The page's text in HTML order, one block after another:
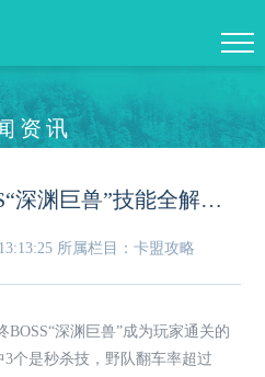
资讯
逆战：猎场新图BOSS“深渊巨兽”技能全解析——无伤通关的五个关键走位
所属栏目：卡盟攻略
BOSS“深渊巨兽”成为玩家通关的
个是秒杀技，野队翻车率超过